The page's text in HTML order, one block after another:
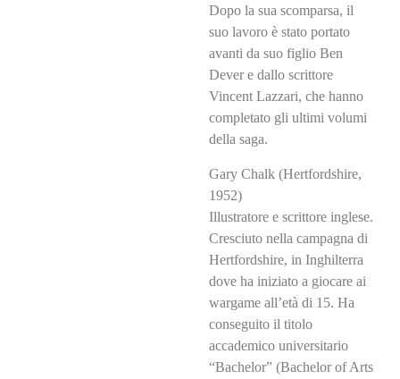
Dopo la sua scomparsa, il
suo lavoro è stato portato
avanti da suo figlio Ben
Dever e dallo scrittore
Vincent Lazzari, che hanno
completato gli ultimi volumi
della saga.
Gary Chalk (Hertfordshire,
1952)
Illustratore e scrittore inglese.
Cresciuto nella campagna di
Hertfordshire, in Inghilterra
dove ha iniziato a giocare ai
wargame all’età di 15. Ha
conseguito il titolo
accademico universitario
“Bachelor” (Bachelor of Arts